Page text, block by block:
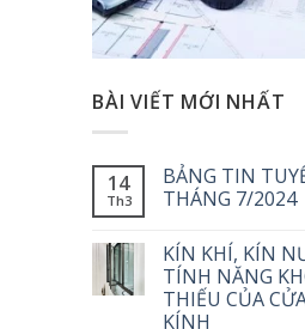
BÀI VIẾT MỚI NHẤT
14
Th3
BẢNG TIN
THÁNG 7/2024
KÍN KHÍ, KÍN
TÍNH NĂNG
THIẾU CỦA
KÍNH